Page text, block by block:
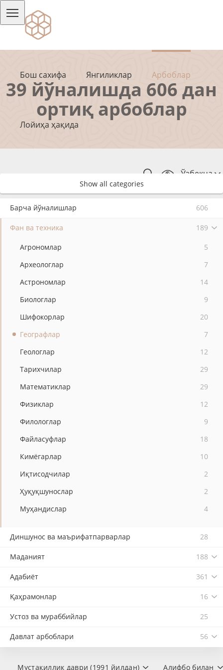
Бош сахифа Янгиликлар Арбоблар
Лойиҳа ҳақида
Ўзбекча
39 йўналишда 606 дан
ортиқ арбоблар
Show all categories
Барча йўналишлар 606
Фан ва техника 189
Агрономлар
5
Археологлар
7
Астрономлар
14
Биологлар
9
Шифокорлар
20
Географлар
7
Геологлар
12
Тарихчилар
29
Математиклар
29
Физиклар
12
Филологлар
9
Файласуфлар
18
Кимёгарлар
10
Иқтисодчилар
2
Ҳуқуқшунослар
2
Муҳандислар
4
Диншунос ва маърифатпарварлар 28
Маданият 188
Адабиёт 361
Қаҳрамонлар 16
Устоз ва мураббийлар 25
Давлат арбоблари 56
Алифбо билан
Мустақиллик даври (1991 йилдан)